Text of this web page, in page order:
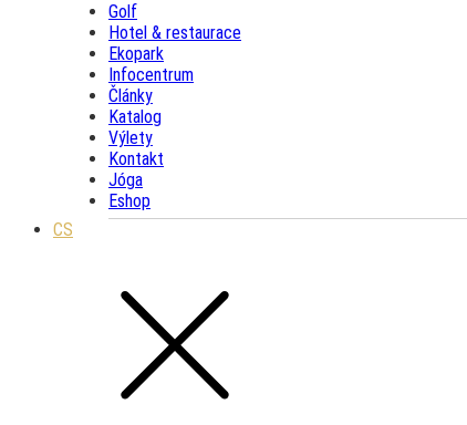
Golf
Hotel & restaurace
Ekopark
Infocentrum
Články
Katalog
Výlety
Kontakt
Jóga
Eshop
CS